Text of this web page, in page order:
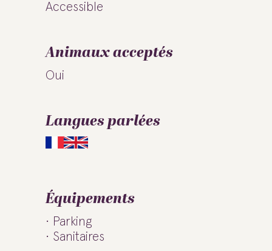
Accessible
Animaux acceptés
Oui
Langues parlées
Équipements
Parking
Sanitaires